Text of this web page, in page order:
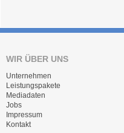
WIR ÜBER UNS
Unternehmen
Leistungspakete
Mediadaten
Jobs
Impressum
Kontakt